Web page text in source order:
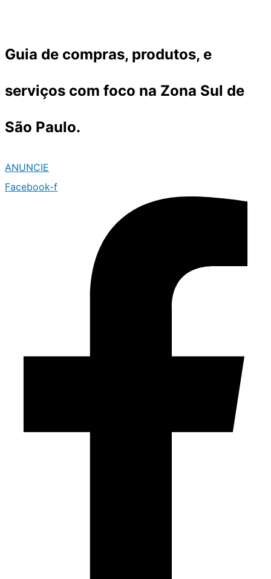
o
Guia de compras, produtos, e
serviços com foco na Zona Sul de
São Paulo.
ANUNCIE
Facebook-f